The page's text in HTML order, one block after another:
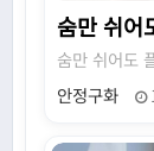
숨만 쉬어
숨만 쉬어도
안정구화